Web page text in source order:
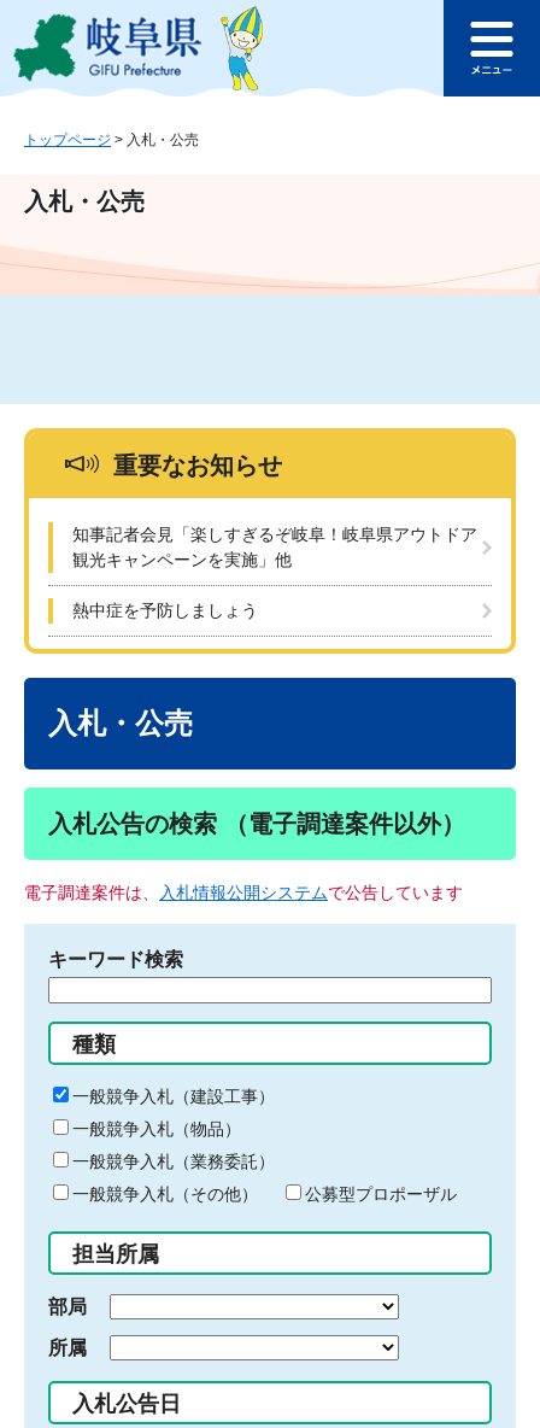
ジ
ュ
文
このページの本文へ
ュ
トップページ > 入札・公売
入札・公売
重要なお知らせ
知事記者会見「楽しすぎるぞ岐阜！岐阜県アウトドア
観光キャンペーンを実施」他
熱中症を予防しましょう
入札・公売
入札公告の検索 （電子調達案件以外）
電子調達案件は、 入札情報公開システムで公告しています
キーワード検索
る
キ
ー
ワ
ー
ド
入
力
種類
一般競争入札（建設工事）
一般競争入札（物品）
一般競争入札（業務委託）
一般競争入札（その他）
公募型プロポーザル
担当所属
部局
所属
入札公告日